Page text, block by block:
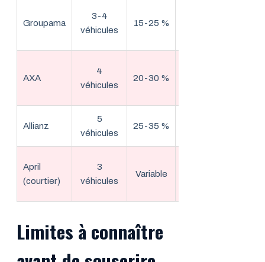
Groupama
3-4
véhicules
15-25 %
AXA
4
véhicules
20-30 %
Allianz
5
véhicules
25-35 %
April
(courtier)
3
véhicules
Variable
Limites à connaître